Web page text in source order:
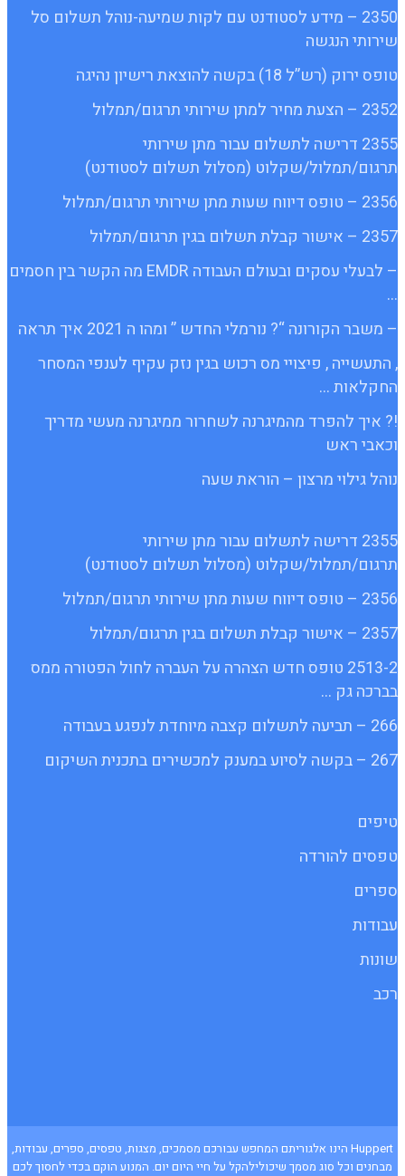
2350 – מידע לסטודנט עם לקות שמיעה-נוהל תשלום סל
שירותי הנגשה
טופס ירוק (רש”ל 18) בקשה להוצאת רישיון נהיגה
2352 – הצעת מחיר למתן שירותי תרגום/תמלול
2355 דרישה לתשלום עבור מתן שירותי
תרגום/תמלול/שקלוט (מסלול תשלום לסטודנט)
2356 – טופס דיווח שעות מתן שירותי תרגום/תמלול
2357 – אישור קבלת תשלום בגין תרגום/תמלול
– לבעלי עסקים ובעולם העבודה EMDR מה הקשר בין חסמים
…
– משבר הקורונה “? נורמלי החדש ” ומהו ה 2021 איך תראה
, התעשייה , פיצויי מס רכוש בגין נזק עקיף לענפי המסחר
החקלאות …
!? איך להפרד מהמיגרנה לשחרור ממיגרנה מעשי מדריך
וכאבי ראש
נוהל גילוי מרצון – הוראת שעה
2355 דרישה לתשלום עבור מתן שירותי
תרגום/תמלול/שקלוט (מסלול תשלום לסטודנט)
2356 – טופס דיווח שעות מתן שירותי תרגום/תמלול
2357 – אישור קבלת תשלום בגין תרגום/תמלול
2513-2 טופס חדש הצהרה על העברה לחול הפטורה ממס
בברכה גק …
266 – תביעה לתשלום קצבה מיוחדת לנפגע בעבודה
267 – בקשה לסיוע במענק למכשירים בתכנית השיקום
טיפים
טפסים להורדה
ספרים
עבודות
שונות
רכב
Huppert הינו אלגוריתם המחפש עבורכם מסמכים, מצגות, טפסים, ספרים, עבודות,
מבחנים וכל סוג מסמך שיכולילהקל על חיי היום יום. המנוע הוקם בכדי לחסוך לכם